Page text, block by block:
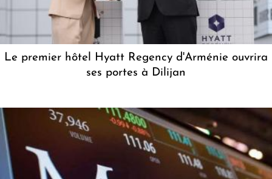
Le premier hôtel Hyatt Regency d'Arménie ouvrira
ses portes à Dilijan